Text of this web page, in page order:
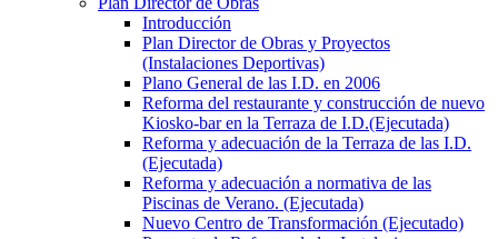
Introducción
Plan Director de Obras y Proyectos
(Instalaciones Deportivas)
Plano General de las I.D. en 2006
Reforma del restaurante y construcción de nuevo
Kiosko-bar en la Terraza de I.D.(Ejecutada)
Reforma y adecuación de la Terraza de las I.D.
(Ejecutada)
Reforma y adecuación a normativa de las
Piscinas de Verano. (Ejecutada)
Nuevo Centro de Transformación (Ejecutado)